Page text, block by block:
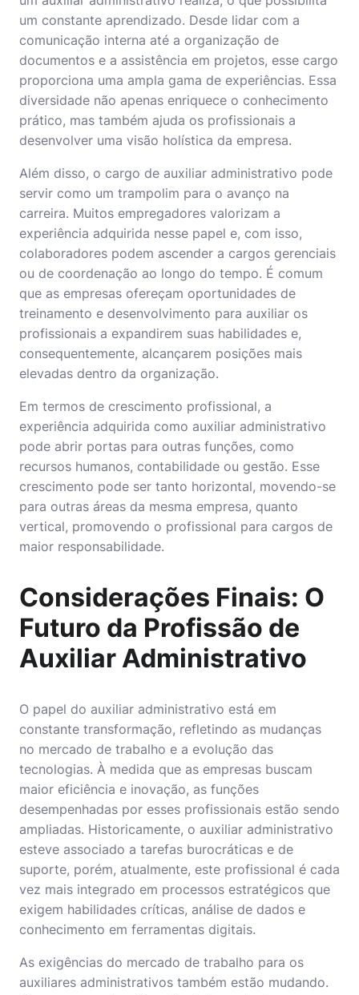
um constante aprendizado. Desde lidar com a
comunicação interna até a organização de
documentos e a assistência em projetos, esse cargo
proporciona uma ampla gama de experiências. Essa
diversidade não apenas enriquece o conhecimento
prático, mas também ajuda os profissionais a
desenvolver uma visão holística da empresa.
Além disso, o cargo de auxiliar administrativo pode
servir como um trampolim para o avanço na
carreira. Muitos empregadores valorizam a
experiência adquirida nesse papel e, com isso,
colaboradores podem ascender a cargos gerenciais
ou de coordenação ao longo do tempo. É comum
que as empresas ofereçam oportunidades de
treinamento e desenvolvimento para auxiliar os
profissionais a expandirem suas habilidades e,
consequentemente, alcançarem posições mais
elevadas dentro da organização.
Em termos de crescimento profissional, a
experiência adquirida como auxiliar administrativo
pode abrir portas para outras funções, como
recursos humanos, contabilidade ou gestão. Esse
crescimento pode ser tanto horizontal, movendo-se
para outras áreas da mesma empresa, quanto
vertical, promovendo o profissional para cargos de
maior responsabilidade.
Considerações Finais: O
Futuro da Profissão de
Auxiliar Administrativo
O papel do auxiliar administrativo está em
constante transformação, refletindo as mudanças
no mercado de trabalho e a evolução das
tecnologias. À medida que as empresas buscam
maior eficiência e inovação, as funções
desempenhadas por esses profissionais estão sendo
ampliadas. Historicamente, o auxiliar administrativo
esteve associado a tarefas burocráticas e de
suporte, porém, atualmente, este profissional é cada
vez mais integrado em processos estratégicos que
exigem habilidades críticas, análise de dados e
conhecimento em ferramentas digitais.
As exigências do mercado de trabalho para os
auxiliares administrativos também estão mudando.